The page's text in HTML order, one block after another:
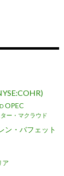
OPEC
ー・マクラウド
ン・バフェット
ア